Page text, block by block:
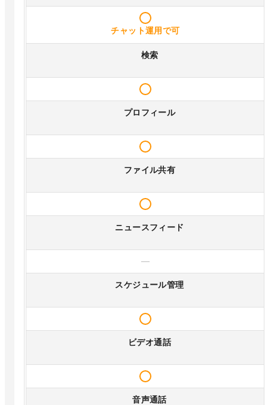
チャット運用で可
検索
プロフィール
ファイル共有
ニュースフィード
—
スケジュール管理
ビデオ通話
音声通話